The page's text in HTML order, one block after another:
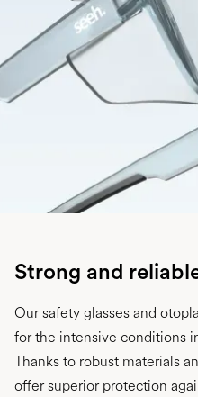
Strong and
Our safety glasses and
for the intensive conditions
Thanks to robust materials
offer superior protection